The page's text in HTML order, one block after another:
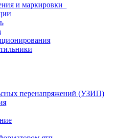
и маркировки
перенапряжений (УЗИП)